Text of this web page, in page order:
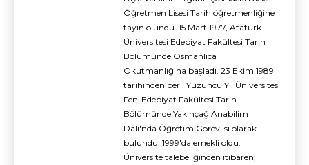
Öğretmen Lisesi Tarih öğretmenliğine
tayin olundu. 15 Mart 1977, Atatürk
Üniversitesi Edebiyat Fakültesi Tarih
Bölümünde Osmanlıca
Okutmanlığına başladı. 23 Ekim 1989
tarihinden beri, Yüzüncü Yıl Üniversitesi
Fen-Edebiyat Fakültesi Tarih
Bölümünde Yakınçağ Anabilim
Dalı'nda Öğretim Görevlisi olarak
bulundu. 1999'da emekli oldu.
Üniversite talebeliğinden itibaren;